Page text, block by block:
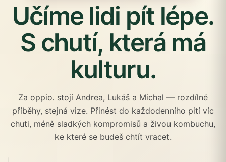
Učíme lidi pít lépe.
S chutí, která má
kulturu.
Za oppio. stojí Andrea, Lukáš a Michal — rozdílné
příběhy, stejná vize. Přinést do každodenního pití víc
chuti, méně sladkých kompromisů a živou kombuchu,
ke které se budeš chtít vracet.